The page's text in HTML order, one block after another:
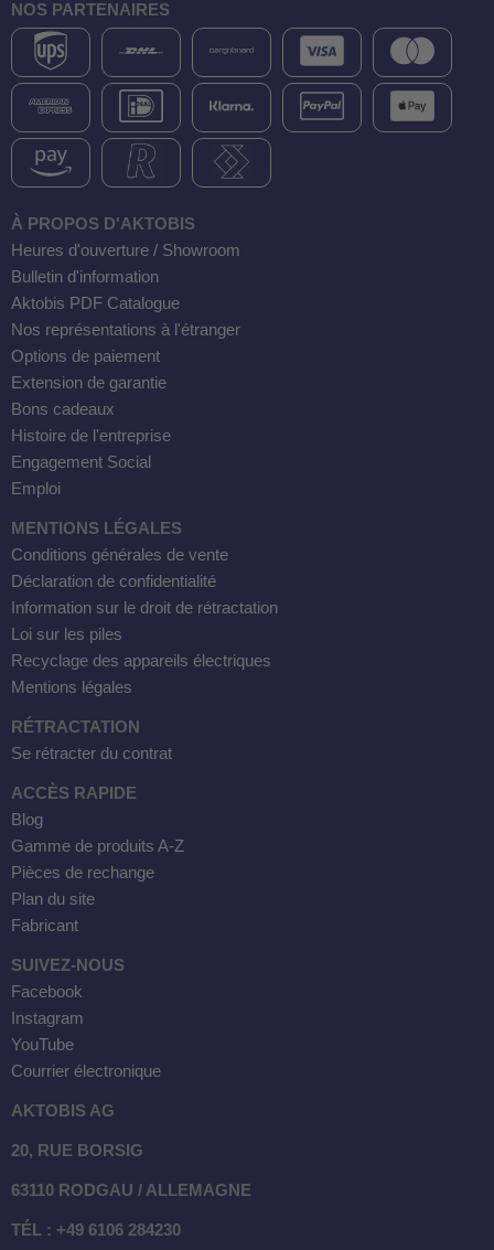
NOS PARTENAIRES
À PROPOS D'AKTOBIS
Heures d'ouverture / Showroom
Bulletin d'information
Aktobis PDF Catalogue
Nos représentations à l'étranger
Options de paiement
Extension de garantie
Bons cadeaux
Histoire de l'entreprise
Engagement Social
Emploi
MENTIONS LÉGALES
Conditions générales de vente
Déclaration de confidentialité
Information sur le droit de rétractation
Loi sur les piles
Recyclage des appareils électriques
Mentions légales
RÉTRACTATION
Se rétracter du contrat
ACCÈS RAPIDE
Blog
Gamme de produits A-Z
Pièces de rechange
Plan du site
Fabricant
SUIVEZ-NOUS
Facebook
Instagram
YouTube
Courrier électronique
AKTOBIS AG
20, RUE BORSIG
63110 RODGAU / ALLEMAGNE
TÉL : +49 6106 284230